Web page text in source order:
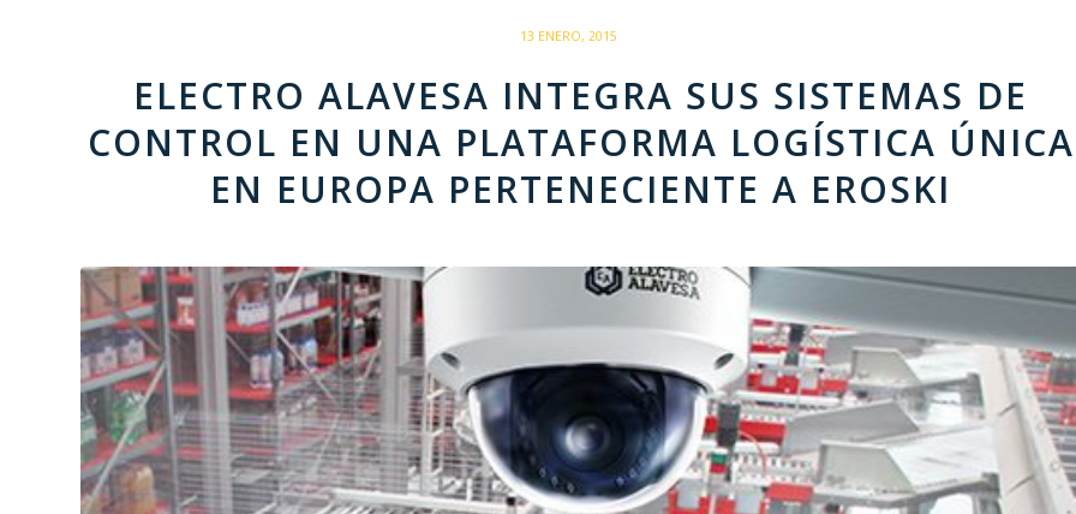
13 ENERO, 2015
/
ELECTRO ALAVESA INTEGRA SUS SISTEMAS DE
CONTROL EN UNA PLATAFORMA LOGÍSTICA ÚNICA
EN EUROPA PERTENECIENTE A EROSKI